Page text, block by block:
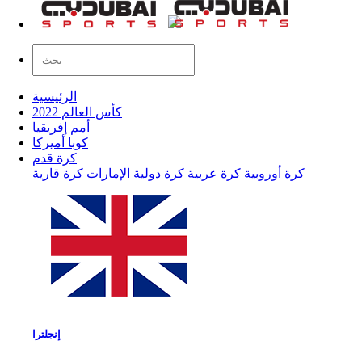
الرئيسية
كأس العالم 2022
أمم إفريقيا
كوبا أميركا
كرة قدم
كرة أوروبية كرة عربية كرة دولية الإمارات كرة قارية
إنجلترا